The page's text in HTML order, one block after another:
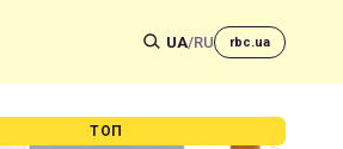
UA/RU rbc.ua
ТОП